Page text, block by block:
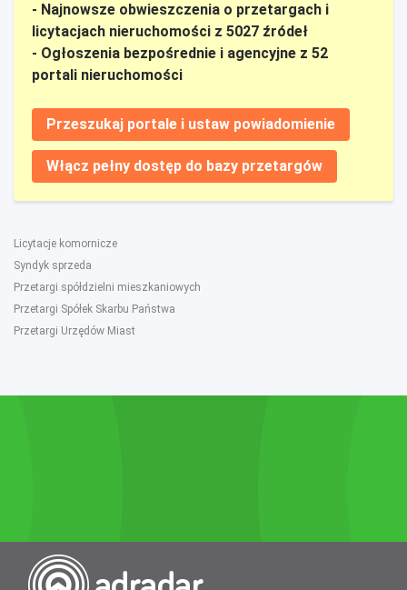
- Najnowsze obwieszczenia o przetargach i
licytacjach nieruchomości z 5027 źródeł
- Ogłoszenia bezpośrednie i agencyjne z 52
portali nieruchomości
Przeszukaj portale i ustaw powiadomienie
Włącz pełny dostęp do bazy przetargów
Licytacje komornicze
Syndyk sprzeda
Przetargi spółdzielni mieszkaniowych
Przetargi Spółek Skarbu Państwa
Przetargi Urzędów Miast